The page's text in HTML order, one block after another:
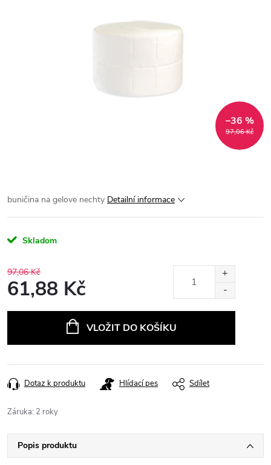
97,06 Kč
–36 %
buničina na gelove nechty Detailní informace
Skladom
97,06 Kč
61,88 Kč
VLOŽIT DO KOŠÍKU
Dotaz k produktu Hlídací pes Sdílet
Záruka: 2 roky
Popis produktu